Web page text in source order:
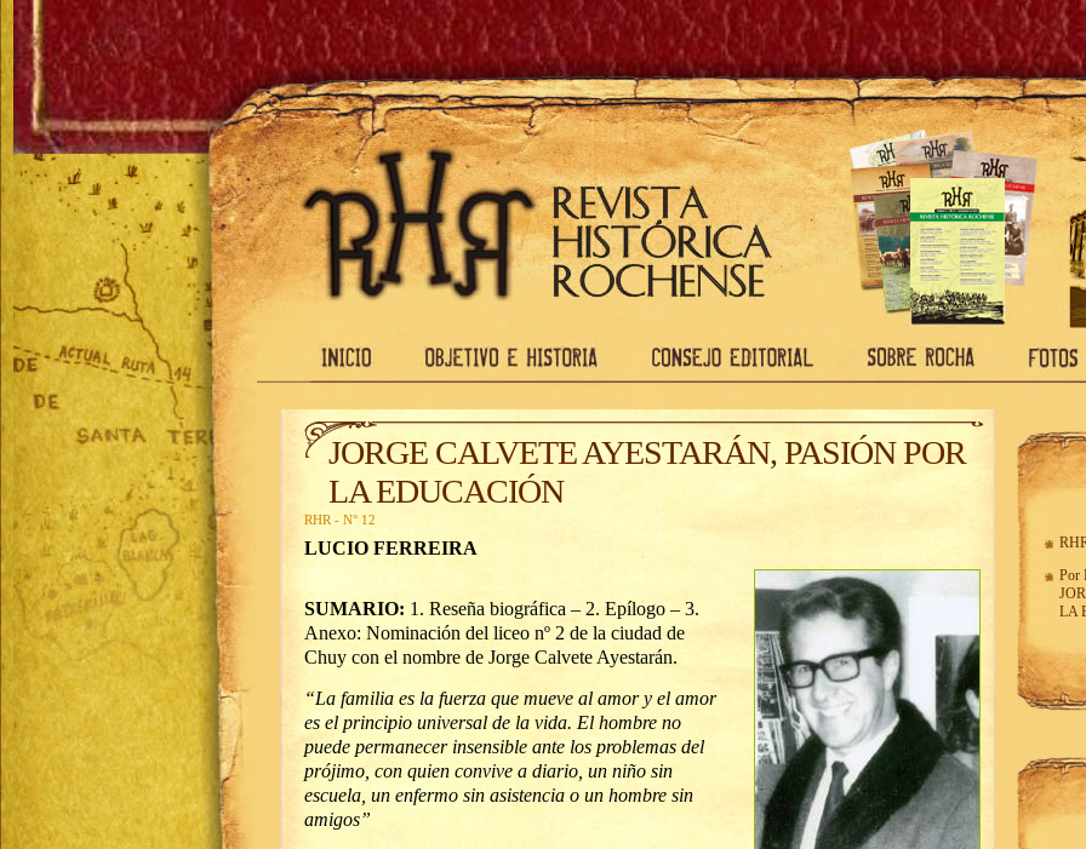
JORGE CALVETE AYESTARÁN, PASIÓN POR
LA EDUCACIÓN
RHR - N° 12
LUCIO FERREIRA
SUMARIO: 1. Reseña biográfica – 2. Epílogo – 3.
Anexo: Nominación del liceo nº 2 de la ciudad de
Chuy con el nombre de Jorge Calvete Ayestarán.
“La familia es la fuerza que mueve al amor y el amor
es el principio universal de la vida. El hombre no
puede permanecer insensible ante los problemas del
prójimo, con quien convive a diario, un niño sin
escuela, un enfermo sin asistencia o un hombre sin
amigos”
Por
LA